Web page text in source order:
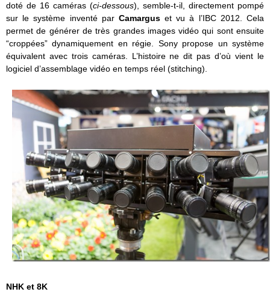
doté de 16 caméras (ci-dessous), semble-t-il, directement pompé
sur le système inventé par Camarguset vu à l’IBC 2012. Cela
permet de générer de très grandes images vidéo qui sont ensuite
“croppées” dynamiquement en régie. Sony propose un système
équivalent avec trois caméras. L’histoire ne dit pas d’où vient le
logiciel d’assemblage vidéo en temps réel (stitching).
NHK et 8K